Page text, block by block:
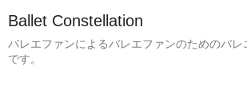
Ballet Constellation
バレエファンによるバレエファンのためのバレ
です。